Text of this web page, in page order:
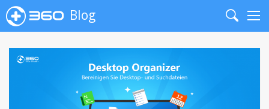
Blog
Search